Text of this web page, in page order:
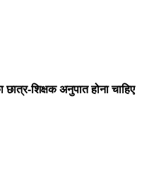
शिक्षक अनुपात होना चाहिए